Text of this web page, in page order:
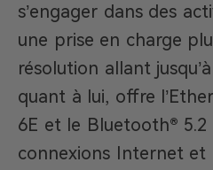
s’engager dans des
une prise en charge
résolution allant
quant à lui, offre
6E et le Bluetooth®
connexions Internet et